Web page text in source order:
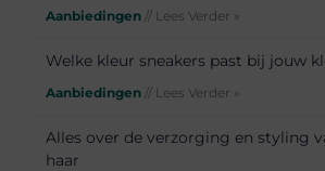
Aanbiedingen // Lees Verder »
Welke kleur sneakers past bij jouw
Aanbiedingen // Lees Verder »
Alles over de verzorging en styling
haar